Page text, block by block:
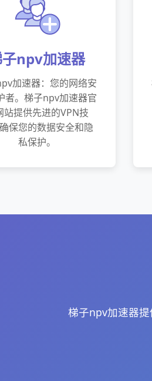
npv加速器
加速器：您的网络安
者。梯子npv加速器官
站提供先进的VPN技
保您的数据安全和隐
私保护。
梯子npv加速器